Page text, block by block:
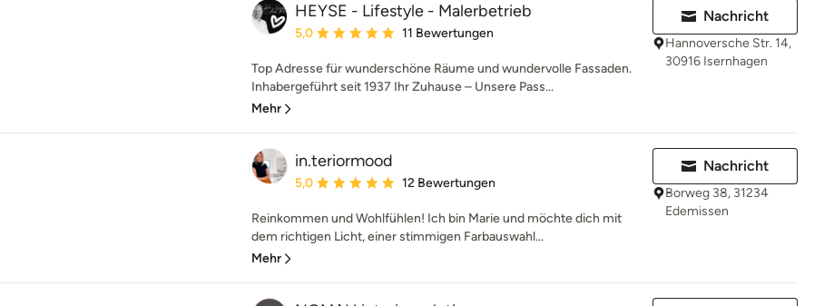
HEYSE - Lifestyle - Malerbetrieb
Durchschnittliche Bewertung: 5 von 5 Sternen
5,0 11 Bewertungen
Top Adresse für wunderschöne Räume und wundervolle Fassaden.
Inhabergeführt seit 1937 Ihr Zuhause – Unsere Pass...
Mehr
Nachricht
Hannoversche Str. 14,
30916 Isernhagen
in.teriormood
Durchschnittliche Bewertung: 5 von 5 Sternen
5,0 12 Bewertungen
Reinkommen und Wohlfühlen! Ich bin Marie und möchte dich mit
dem richtigen Licht, einer stimmigen Farbauswahl...
Mehr
Nachricht
Borweg 38, 31234
Edemissen